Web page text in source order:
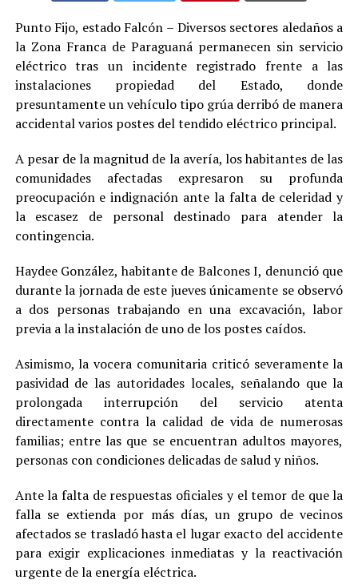
Punto Fijo, estado Falcón – Diversos sectores aledaños a
la Zona Franca de Paraguaná permanecen sin servicio
eléctrico tras un incidente registrado frente a las
instalaciones propiedad del Estado, donde
presuntamente un vehículo tipo grúa derribó de manera
accidental varios postes del tendido eléctrico principal.
A pesar de la magnitud de la avería, los habitantes de las
comunidades afectadas expresaron su profunda
preocupación e indignación ante la falta de celeridad y
la escasez de personal destinado para atender la
contingencia.
Haydee González, habitante de Balcones I, denunció que
durante la jornada de este jueves únicamente se observó
a dos personas trabajando en una excavación, labor
previa a la instalación de uno de los postes caídos.
Asimismo, la vocera comunitaria criticó severamente la
pasividad de las autoridades locales, señalando que la
prolongada interrupción del servicio atenta
directamente contra la calidad de vida de numerosas
familias; entre las que se encuentran adultos mayores,
personas con condiciones delicadas de salud y niños.
Ante la falta de respuestas oficiales y el temor de que la
falla se extienda por más días, un grupo de vecinos
afectados se trasladó hasta el lugar exacto del accidente
para exigir explicaciones inmediatas y la reactivación
urgente de la energía eléctrica.